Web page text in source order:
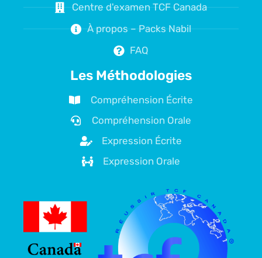
Centre d'examen TCF Canada
À propos – Packs Nabil
FAQ
Les Méthodologies
Compréhension Écrite
Compréhension Orale
Expression Écrite
Expression Orale